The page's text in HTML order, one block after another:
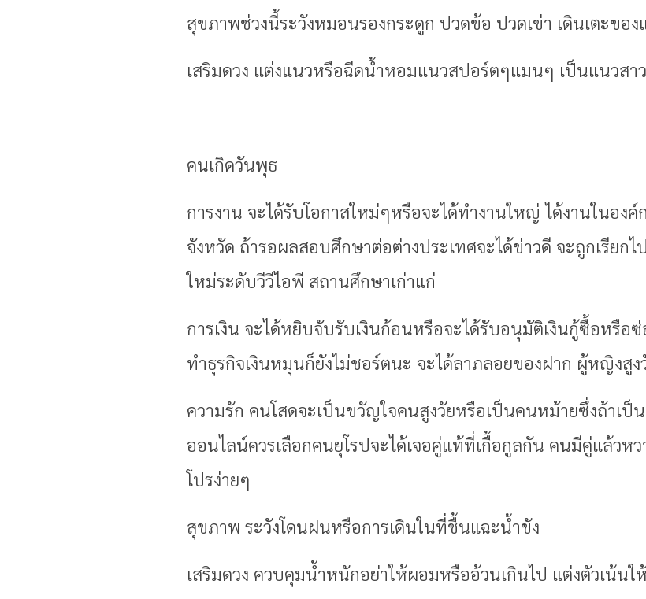
สุขภาพช่วงนี้ระวังหมอนรองกระดูก ปวดข้อ ปวดเข่า เดินเตะของ
เสริมดวง แต่งแนวหรือฉีดน้ำหอมแนวสปอร์ตๆแมนๆ เป็นแนวสา
คนเกิดวันพุธ
การงาน จะได้รับโอกาสใหม่ๆหรือจะได้ทำงานใหญ่ ได้งานในอง
จังหวัด ถ้ารอผลสอบศึกษาต่อต่างประเทศจะได้ข่าวดี จะถูกเรียก
ใหม่ระดับวีวีไอพี สถานศึกษาเก่าแก่
การเงิน จะได้หยิบจับรับเงินก้อนหรือจะได้รับอนุมัติเงินกู้ซื้อหรือ
ทำธุรกิจเงินหมุนก็ยังไม่ชอร์ตนะ จะได้ลาภลอยของฝาก ผู้หญิงสูง
ความรัก คนโสดจะเป็นขวัญใจคนสูงวัยหรือเป็นคนหม้ายซึ่งถ้าเป็
ออนไลน์ควรเลือกคนยุโรปจะได้เจอคู่แท้ที่เกื้อกูลกัน คนมีคู่แล้วห
โปรง่ายๆ
สุขภาพ ระวังโดนฝนหรือการเดินในที่ชื้นแฉะน้ำขัง
เสริมดวง ควบคุมน้ำหนักอย่าให้ผอมหรืออ้วนเกินไป แต่งตัวเน้นใ